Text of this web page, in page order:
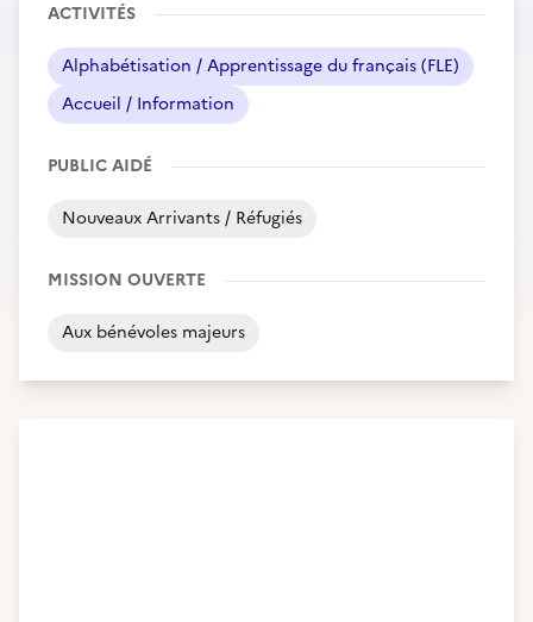
ACTIVITÉS
Alphabétisation / Apprentissage du français (FLE)
Accueil / Information
PUBLIC AIDÉ
Nouveaux Arrivants / Réfugiés
MISSION OUVERTE
Aux bénévoles majeurs